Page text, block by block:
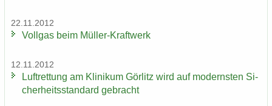
22.11.2012
Voll­gas beim Müller-​Kraftwerk
12.11.2012
Luft­ret­tung am Kli­ni­kum Gör­litz wird auf mo­derns­ten Si­
cher­heits­stan­dard ge­bracht